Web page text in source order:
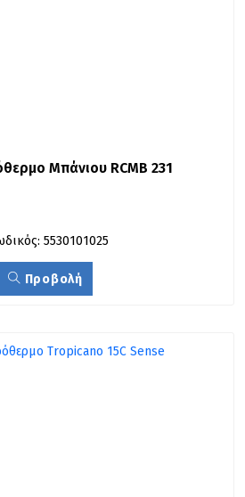
Μπάνιου RCMB 231
5530101025
Προβολή